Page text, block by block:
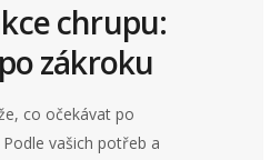
chrupu:
zákroku
co očekávat po
vašich potřeb a